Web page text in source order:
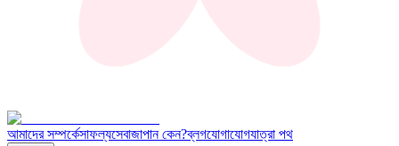
আমাদের সম্পর্কেসাফল্যসেবাজাপান কেন?ব্লগযোগাযোগযাত্রা পথ